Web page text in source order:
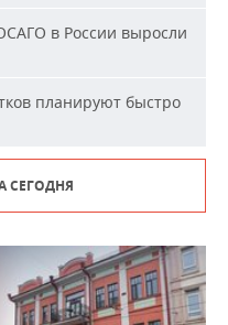
в России выросли
планируют быстро
СЕГОДНЯ